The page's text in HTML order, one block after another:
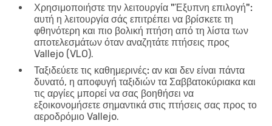
Χρησιμοποιήστε την λειτουργία "Έξυπνη επιλογή":
αυτή η λειτουργία σάς επιτρέπει να βρίσκετε τη
φθηνότερη και πιο βολική πτήση από τη λίστα των
αποτελεσμάτων όταν αναζητάτε πτήσεις προς
Vallejo (VLO).
Ταξιδεύετε τις καθημερινές: αν και δεν είναι πάντα
δυνατό, η αποφυγή ταξιδιών τα Σαββατοκύριακα και
τις αργίες μπορεί να σας βοηθήσει να
εξοικονομήσετε σημαντικά στις πτήσεις σας προς το
αεροδρόμιο Vallejo.